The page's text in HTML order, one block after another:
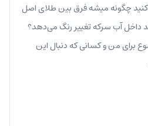
چگونه میشه فرق بین طلای اصل
داخل آب سرکه تغییر رنگ می‌دهد؟
برای من و کسانی که دنبال این